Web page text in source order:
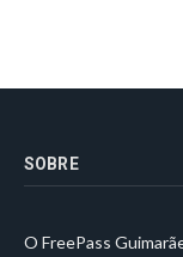
SOBRE
O FreePass